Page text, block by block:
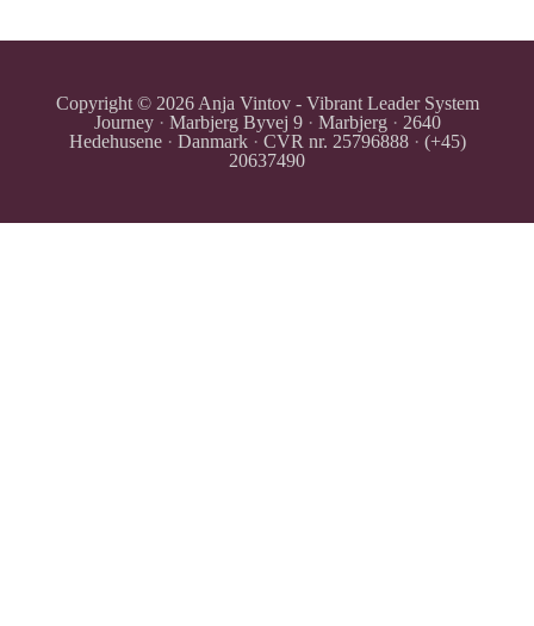
Copyright © 2026 Anja Vintov - Vibrant Leader System
Journey · Marbjerg Byvej 9 · Marbjerg · 2640
Hedehusene · Danmark · CVR nr. 25796888 · (+45)
20637490